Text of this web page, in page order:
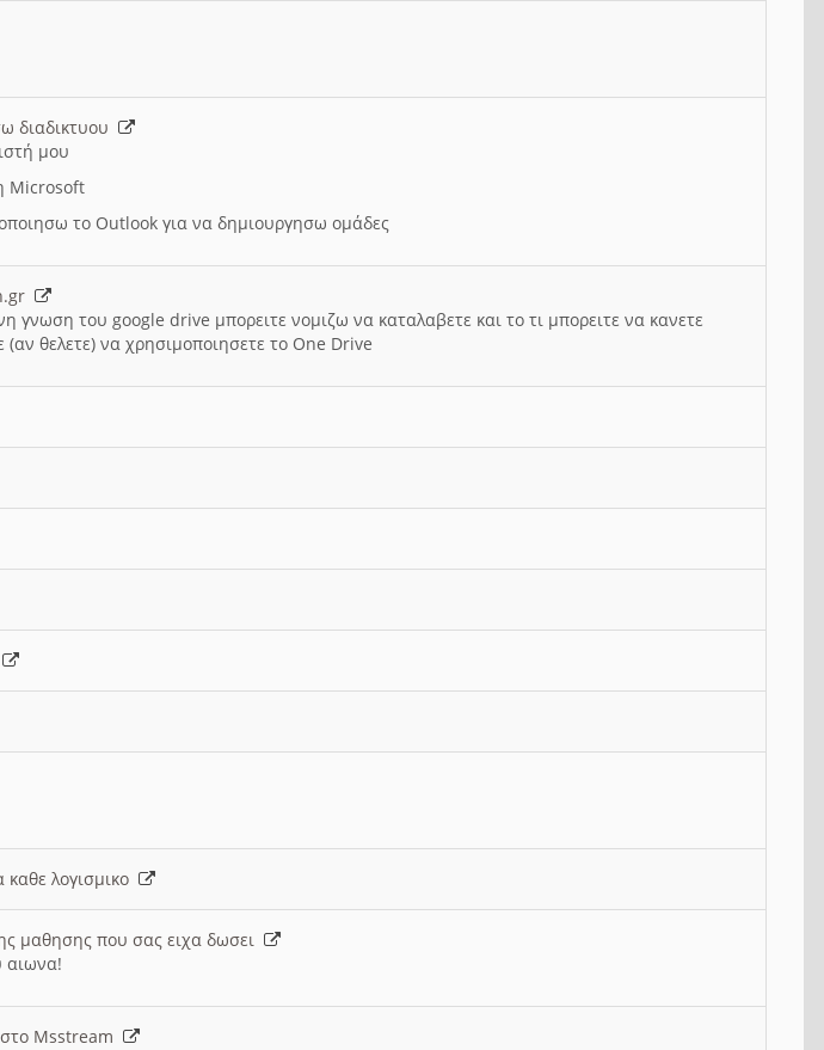
διαδικτυου
μου
Microsoft
το Outlook για να δημιουργησω ομάδες
γνωση του google drive μπορειτε νομιζω να καταλαβετε και το τι μπορειτε να κανετε
θελετε) να χρησιμοποιησετε το One Drive
καθε λογισμικο
μαθησης που σας ειχα δωσει
αιωνα!
στο Msstream